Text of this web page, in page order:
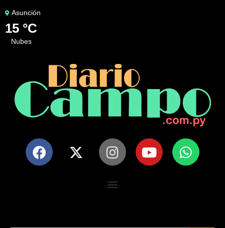
Asunción
15 °C
nubes